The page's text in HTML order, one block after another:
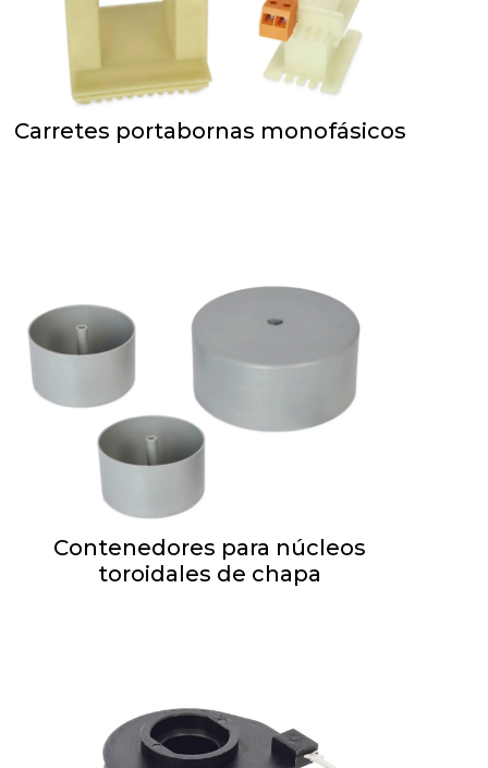
Carretes portabornas monofásicos
Contenedores para núcleos
toroidales de chapa